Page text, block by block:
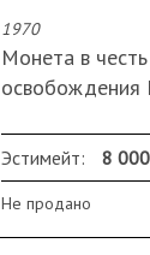
1970
Монета в
освобождения
Тираж 1 203
Серебро 875
монеты 29
Эстимейт: 8
Не продано